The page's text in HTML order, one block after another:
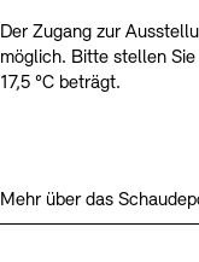
Der Zugang zur
möglich. Bitte stellen
17,5 °C beträgt.
Mehr über das